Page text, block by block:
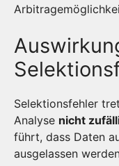
Selektionsfehler
Analyse nicht
führt, dass Daten
ausgelassen